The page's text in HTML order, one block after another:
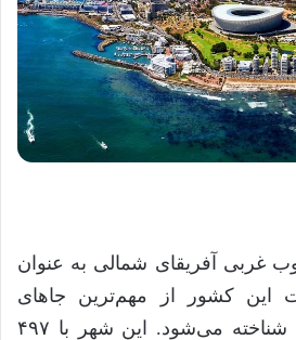
غربی آفریقای شمالی به عنوان
این کشور از مهم‌ترین جا‌های
دیدنی آفریقای جنوبی شناخته می‌شود. این شهر با ۴۹۷